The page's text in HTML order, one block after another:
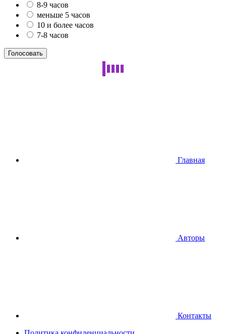
8-9 часов
меньше 5 часов
10 и более часов
7-8 часов
Главная
Авторы
Контакты